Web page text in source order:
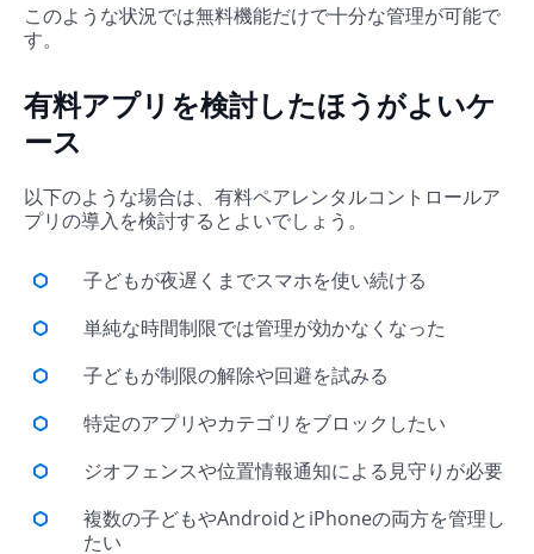
このような状況では無料機能だけで十分な管理が可能で
す。
有料アプリを検討したほうがよいケ
ース
以下のような場合は、有料ペアレンタルコントロールア
プリの導入を検討するとよいでしょう。
子どもが夜遅くまでスマホを使い続ける
単純な時間制限では管理が効かなくなった
子どもが制限の解除や回避を試みる
特定のアプリやカテゴリをブロックしたい
ジオフェンスや位置情報通知による見守りが必要
複数の子どもやAndroidとiPhoneの両方を管理し
たい